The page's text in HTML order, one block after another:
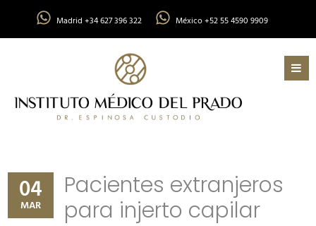
Madrid +34 627 396 322 México +52 55 4590 9909
04
MAR
Pacientes extranjeros
para injerto capilar